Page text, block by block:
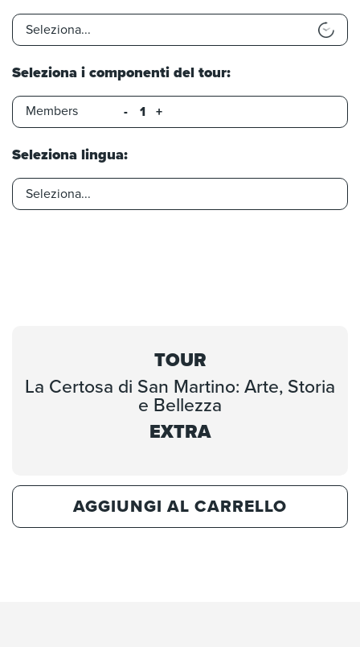
Seleziona i componenti del tour:
Members - +
Seleziona lingua:
TOUR
La Certosa di San Martino: Arte, Storia
e Bellezza
EXTRA
AGGIUNGI AL CARRELLO